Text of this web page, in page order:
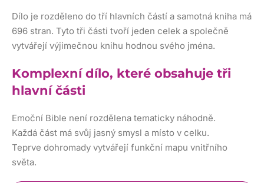
Dílo je rozděleno do tří hlavních částí a samotná kniha má
696 stran. Tyto tři části tvoří jeden celek a společně
vytvářejí výjimečnou knihu hodnou svého jména.
Komplexní dílo, které obsahuje tři
hlavní části
Emoční Bible není rozdělena tematicky náhodně.
Každá část má svůj jasný smysl a místo v celku.
Teprve dohromady vytvářejí funkční mapu vnitřního
světa.